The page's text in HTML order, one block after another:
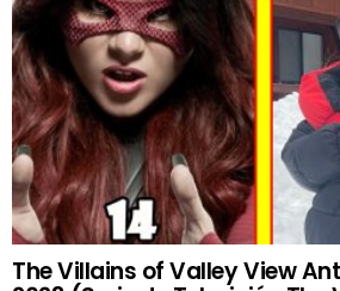
The Villains of Valley View